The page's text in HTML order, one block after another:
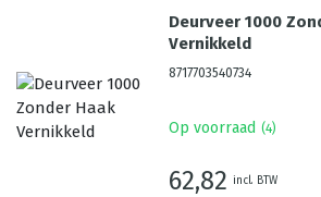
Deurveer 1000
Vernikkeld
8717703540734
Op voorraad (4)
62,82 incl. BTW